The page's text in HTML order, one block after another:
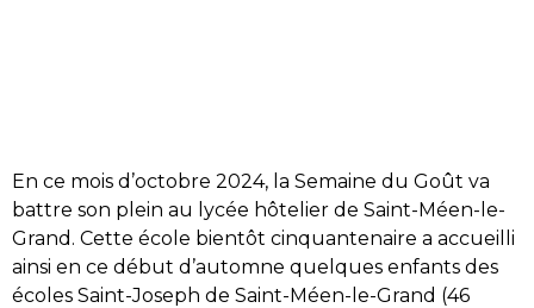
En ce mois d’octobre 2024, la Semaine du Goût va
battre son plein au lycée hôtelier de Saint-Méen-le-
Grand. Cette école bientôt cinquantenaire a accueilli
ainsi en ce début d’automne quelques enfants des
écoles Saint-Joseph de Saint-Méen-le-Grand (46